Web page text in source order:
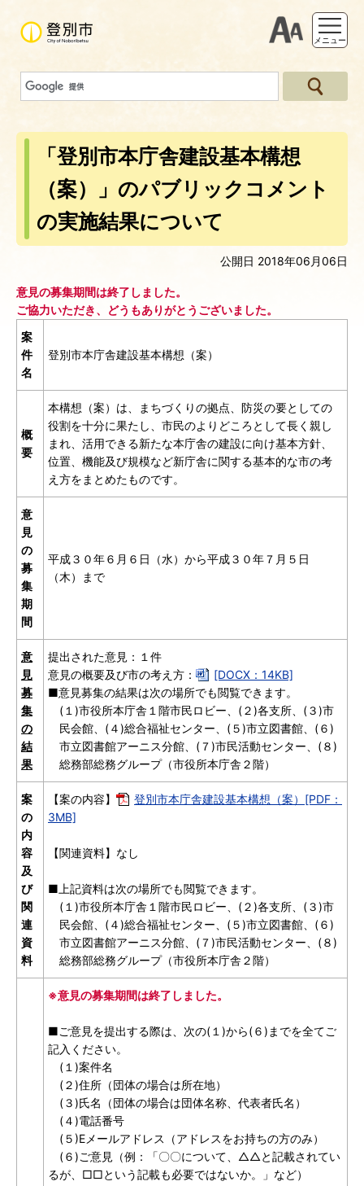
支援ツー
メニュー
「登別市本庁舎建設基本構想
（案）」のパブリックコメント
の実施結果について
公開日 2018年06月06日
意見の募集期間は終了しました。
ご協力いただき、どうもありがとうございました。
案
件
名
登別市本庁舎建設基本構想（案）
概
要
本構想（案）は、まちづくりの拠点、防災の要としての
役割を十分に果たし、市民のよりどころとして長く親し
まれ、活用できる新たな本庁舎の建設に向け基本方針、
位置、機能及び規模など新庁舎に関する基本的な市の考
え方をまとめたものです。
意
見
の
募
集
期
間
平成３０年６月６日（水）から平成３０年７月５日
（木）まで
意
見
募
集
の
結
果
提出された意見：１件
意見の概要及び市の考え方：
[DOCX：14KB]
■意見募集の結果は次の場所でも閲覧できます。
(１)市役所本庁舎１階市民ロビー、 (２)各支所、 (３)市
民会館、 (４)総合福祉センター、 (５)市立図書館、 (６)
市立図書館アーニス分館、 (７)市民活動センター、 (８)
総務部総務グループ（市役所本庁舎２階）
案
の
内
容
及
び
関
連
資
料
【案の内容】
登別市本庁舎建設基本構想（案）[PDF：
3MB]
【関連資料】なし
■上記資料は次の場所でも閲覧できます。
(１)市役所本庁舎１階市民ロビー、 (２)各支所、 (３)市
民会館、 (４)総合福祉センター、 (５)市立図書館、 (６)
市立図書館アーニス分館、 (７)市民活動センター、 (８)
総務部総務グループ（市役所本庁舎２階）
※意見の募集期間は終了しました。
■ご意見を提出する際は、次の(１)から(６)までを全てご
記入ください。
(１)案件名
(２)住所（団体の場合は所在地）
(３)氏名（団体の場合は団体名称、代表者氏名）
(４)電話番号
(５)Eメールアドレス（アドレスをお持ちの方のみ）
(６)ご意見（例：「〇〇について、△△と記載されてい
るが、□□という記載も必要ではないか。」など）